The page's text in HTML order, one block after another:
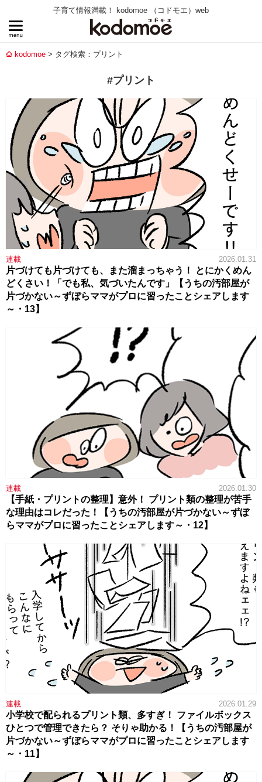
子育て情報満載！ kodomoe （コドモエ）web
kodomoe タグ検索：プリント
#プリント
連載 2026.01.31
片づけても片づけても、また溜まっちゃう！ とにかくめん
どくさい！「でも私、気づいたんです」【うちの汚部屋が
片づかない～ずぼらママがプロに習ったことシェアします
～・13】
連載 2026.01.30
【手紙・プリントの整理】意外！ プリント類の整理が苦手
な理由はコレだった！【うちの汚部屋が片づかない～ずぼ
らママがプロに習ったことシェアします～・12】
連載 2026.01.29
小学校で配られるプリント類、多すぎ！ ファイルボックス
ひとつで管理できたら？ そりゃ助かる！【うちの汚部屋が
片づかない～ずぼらママがプロに習ったことシェアします
～・11】